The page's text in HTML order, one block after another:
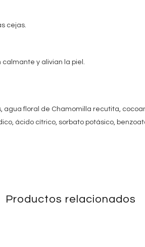
cejas.
y alivian la piel.
agua floral de Chamomilla recutita,
ácido cítrico, sorbato potásico,
Productos relacionados